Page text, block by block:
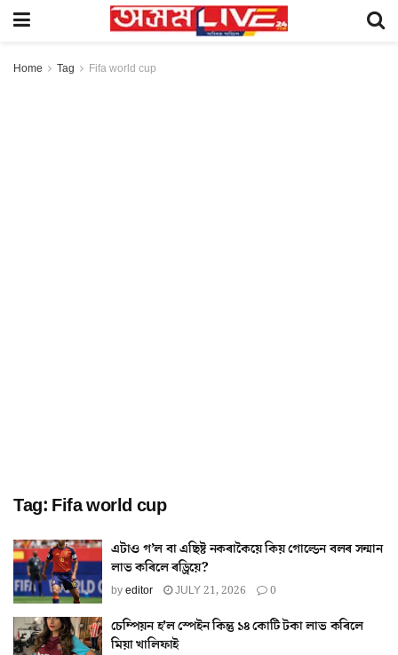
Home Tag Fifa world cup
Tag: Fifa world cup
এটাও গ’ল বা এছিষ্ট নকৰাকৈয়ে কিয় গোল্ডেন বলৰ সন্মান
লাভ কৰিলে ৰড্ৰিয়ে?
byeditor JULY 21, 2026 0
চেম্পিয়ন হ’ল স্পেইন কিন্তু ১৪ কোটি টকা লাভ কৰিলে
মিয়া খালিফাই